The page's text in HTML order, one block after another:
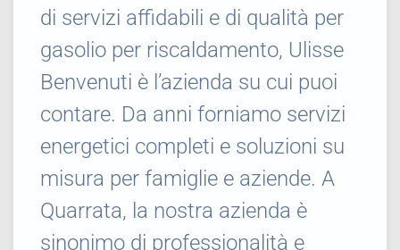
di servizi affidabili e di qualità per
gasolio per riscaldamento, Ulisse
Benvenuti è l’azienda su cui puoi
contare. Da anni forniamo servizi
energetici completi e soluzioni su
misura per famiglie e aziende. A
Quarrata, la nostra azienda è
sinonimo di professionalità e